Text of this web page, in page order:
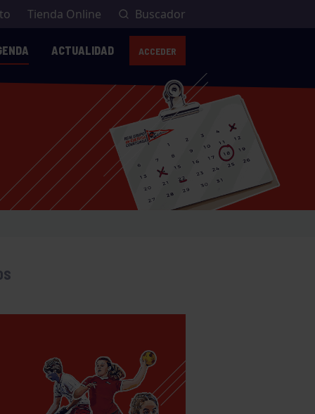
Tienda Online Buscador
ACTUALIDAD ACCEDER